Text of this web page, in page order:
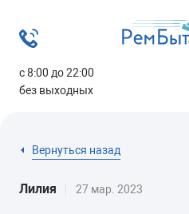
с 8:00 до 22:00
без выходных
Вернуться назад
Лилия 27 мар. 2023